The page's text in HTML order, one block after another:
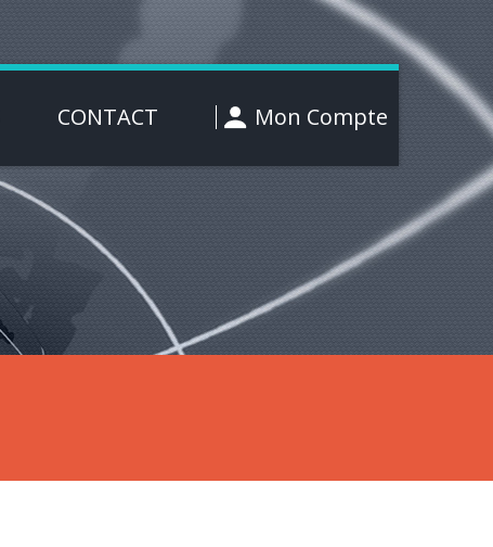
CONTACT Mon Compte